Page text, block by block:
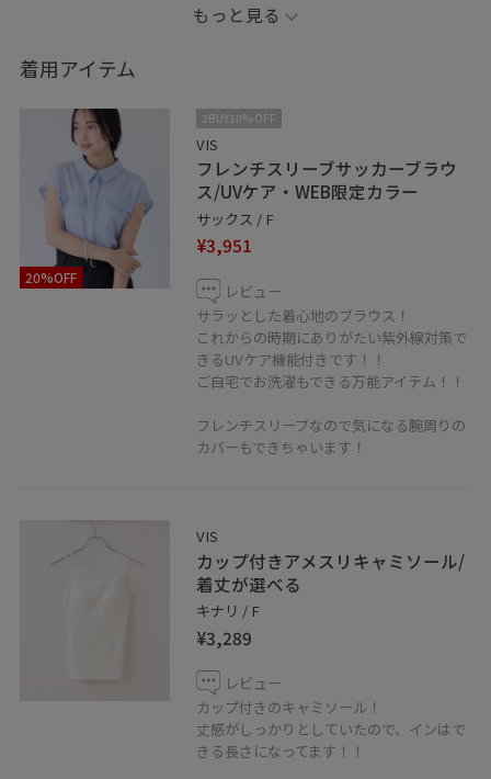
としてもオススメです！！
参考にしてみてください〜♪
在庫のお問い合わせやコーディネートのご相談など
LINEでお気軽にお問い合わせ下さい★
LINEで相鉄ジョイナスVISスタッフにご相談は
【友だち追加】をタップ！！
もっと見る
着用アイテム
20%OFF
2BUY10%OFF
VIS
フレンチスリーブサッカーブラウ
ス/UVケア・WEB限定カラー
サックス / F
¥3,951
レビュー
サラッとした着心地のブラウス！
これからの時期にありがたい紫外線対策で
きるUVケア機能付きです！！
ご自宅でお洗濯もできる万能アイテム！！
フレンチスリーブなので気になる腕周りの
カバーもできちゃいます！
VIS
カップ付きアメスリキャミソール/
着丈が選べる
キナリ / F
¥3,289
レビュー
カップ付きのキャミソール！
丈感がしっかりとしていたので、インはで
きる長さになってます！！